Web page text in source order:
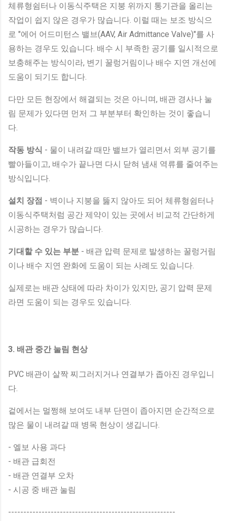
체류형쉼터나 이동식주택은 지붕 위까지 통기관을 올리는
작업이 쉽지 않은 경우가 많습니다. 이럴 때는 보조 방식으
로 "에어 어드미턴스 밸브(AAV, Air Admittance Valve)"를 사
용하는 경우도 있습니다. 배수 시 부족한 공기를 일시적으로
보충해주는 방식이라, 변기 꿀렁거림이나 배수 지연 개선에
도움이 되기도 합니다.
다만 모든 현장에서 해결되는 것은 아니며, 배관 경사나 눌
림 문제가 있다면 먼저 그 부분부터 확인하는 것이 좋습니
다.
작동 방식 - 물이 내려갈 때만 밸브가 열리면서 외부 공기를
빨아들이고, 배수가 끝나면 다시 닫혀 냄새 역류를 줄여주는
방식입니다.
설치 장점 - 벽이나 지붕을 뚫지 않아도 되어 체류형쉼터나
이동식주택처럼 공간 제약이 있는 곳에서 비교적 간단하게
시공하는 경우가 많습니다.
기대할 수 있는 부분 - 배관 압력 문제로 발생하는 꿀렁거림
이나 배수 지연 완화에 도움이 되는 사례도 있습니다.
실제로는 배관 상태에 따라 차이가 있지만, 공기 압력 문제
라면 도움이 되는 경우도 있습니다.
3. 배관 중간 눌림 현상
PVC 배관이 살짝 찌그러지거나 연결부가 좁아진 경우입니
다.
겉에서는 멀쩡해 보여도 내부 단면이 좁아지면 순간적으로
많은 물이 내려갈 때 병목 현상이 생깁니다.
- 엘보 사용 과다
- 배관 급회전
- 배관 연결부 오차
- 시공 중 배관 눌림
-------------------------------------------------------